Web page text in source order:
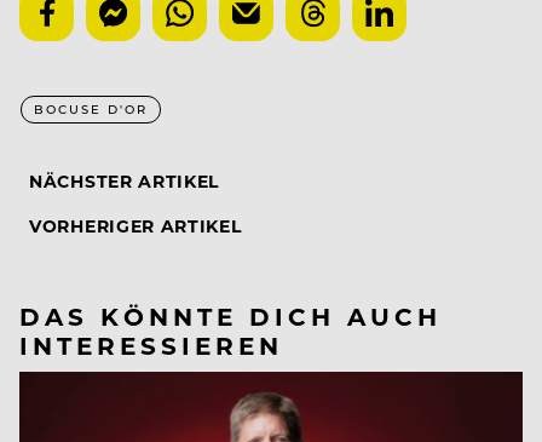
BOCUSE D'OR
NÄCHSTER ARTIKEL
VORHERIGER ARTIKEL
DAS KÖNNTE DICH AUCH
INTERESSIEREN